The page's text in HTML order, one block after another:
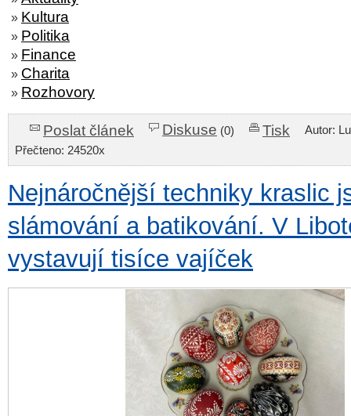
» Kultura
» Politika
» Finance
» Charita
» Rozhovory
Poslat článek Diskuse (0) Tisk
Autor:
Přečteno: 24520x
Nejnáročnější techniky kraslic
slámování a batikování. V
vystavují tisíce vajíček